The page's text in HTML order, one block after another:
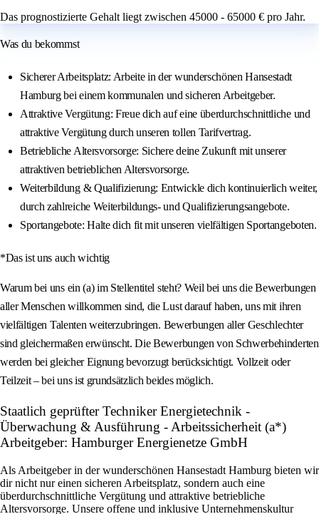
Das prognostizierte Gehalt liegt zwischen 45000 - 65000 € pro Jahr.
Was du bekommst
Sicherer Arbeitsplatz: Arbeite in der wunderschönen Hansestadt
Hamburg bei einem kommunalen und sicheren Arbeitgeber.
Attraktive Vergütung: Freue dich auf eine überdurchschnittliche und
attraktive Vergütung durch unseren tollen Tarifvertrag.
Betriebliche Altersvorsorge: Sichere deine Zukunft mit unserer
attraktiven betrieblichen Altersvorsorge.
Weiterbildung & Qualifizierung: Entwickle dich kontinuierlich weiter,
durch zahlreiche Weiterbildungs- und Qualifizierungsangebote.
Sportangebote: Halte dich fit mit unseren vielfältigen Sportangeboten.
*Das ist uns auch wichtig
Warum bei uns ein (a) im Stellentitel steht? Weil bei uns die Bewerbungen
aller Menschen willkommen sind, die Lust darauf haben, uns mit ihren
vielfältigen Talenten weiterzubringen. Bewerbungen aller Geschlechter
sind gleichermaßen erwünscht. Die Bewerbungen von Schwerbehinderten
werden bei gleicher Eignung bevorzugt berücksichtigt. Vollzeit oder
Teilzeit – bei uns ist grundsätzlich beides möglich.
Staatlich geprüfter Techniker Energietechnik -
Überwachung & Ausführung - Arbeitssicherheit (a*)
Arbeitgeber: Hamburger Energienetze GmbH
Als Arbeitgeber in der wunderschönen Hansestadt Hamburg bieten wir
dir nicht nur einen sicheren Arbeitsplatz, sondern auch eine
überdurchschnittliche Vergütung und attraktive betriebliche
Altersvorsorge. Unsere offene und inklusive Unternehmenskultur